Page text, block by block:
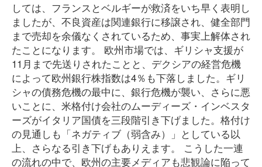
しては、フランスとベルギーが救済をいち早く表明し
ましたが、不良資産は関連銀行に移譲され、健全部門
まで売却を余儀なくされているため、事実上解体され
たことになります。 欧州市場では、ギリシャ支援が
11月まで先送りされたことと、デクシアの経営危機
によって欧州銀行株指数は4％も下落しました。ギリ
シャの債務危機の最中に、銀行危機が襲い、さらに悪
いことに、米格付け会社のムーディーズ・インベスタ
ーズがイタリア国債を三段階引き下げました。格付け
の見通しも「ネガティブ（弱含み）」としている以
上、さらなる引き下げもありえます。 こうした一連
の流れの中で、欧州の主要メディアも悲観論に陥って